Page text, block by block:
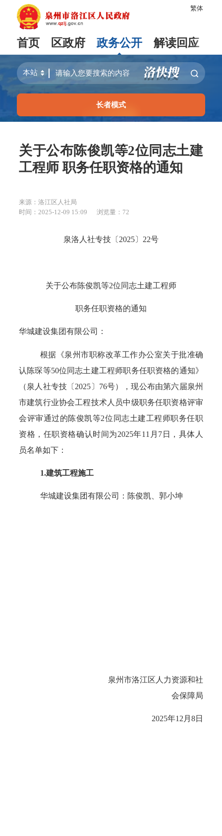
繁体
首页 区政府 政务公开 解读回应
长者模式
关于公布陈俊凯等2位同志土建
工程师 职务任职资格的通知
来源：洛江区人社局
时间：2025-12-09 15:09
浏览量： 72
泉洛人社专技〔 2025 〕 22号
关于公布陈俊凯等2位同志土建工程师
职务任职资格的通知
华城建设集团有限公司 ：
根据《泉州市职称改革工作办公室关于批准确
认 陈琛等50位同志土建工程师职务任职资格的通知》
（泉人社专技〔 2025 〕 76号），现公布由第六届泉州
市建筑行业协会工程技术人员中级职务任职资格评审
会评审通过的陈俊凯等2位同志土建工程师职务任职
资格，任职资格确认时间为2025年1 1 月 7 日，具体人
员名单如下：
1.建筑工程施工
华城建设集团有限公司 ： 陈俊凯、郭小坤
泉州市洛江区人力资源和社
会保障局
2025年12月 8日